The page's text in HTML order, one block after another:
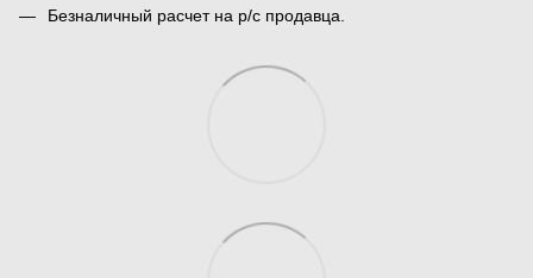
Безналичный расчет на р/с продавца.